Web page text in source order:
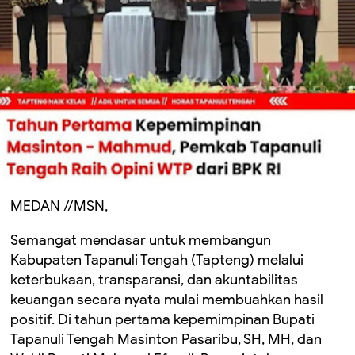
MEDAN //MSN,
Semangat mendasar untuk membangun
Kabupaten Tapanuli Tengah (Tapteng) melalui
keterbukaan, transparansi, dan akuntabilitas
keuangan secara nyata mulai membuahkan hasil
positif. Di tahun pertama kepemimpinan Bupati
Tapanuli Tengah Masinton Pasaribu, SH, MH, dan